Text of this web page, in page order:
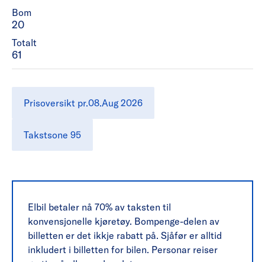
Bom
20
Totalt
61
Prisoversikt pr.08.Aug 2026
Takstsone 95
Elbil betaler nå 70% av taksten til
konvensjonelle kjøretøy. Bompenge-delen av
billetten er det ikkje rabatt på. Sjåfør er alltid
inkludert i billetten for bilen. Personar reiser